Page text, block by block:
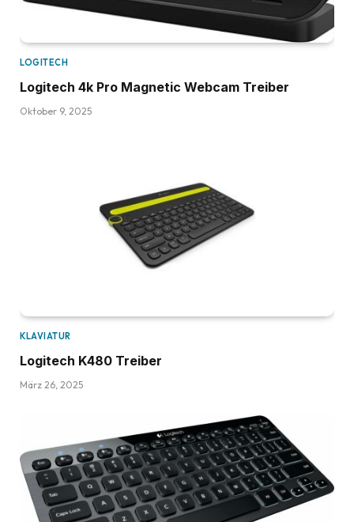
LOGITECH
Logitech 4k Pro Magnetic Webcam Treiber
Oktober 9, 2025
KLAVIATUR
Logitech K480 Treiber
März 26, 2025